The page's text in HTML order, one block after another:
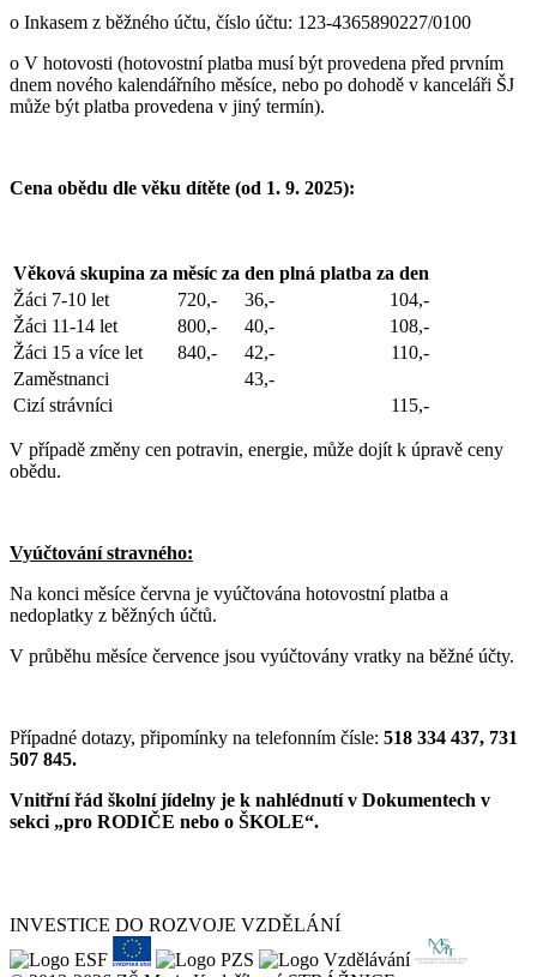
o Inkasem z běžného účtu, číslo účtu: 123-4365890227/0100
o V hotovosti (hotovostní platba musí být provedena před prvním
dnem nového kalendářního měsíce, nebo po dohodě v kanceláři ŠJ
může být platba provedena v jiný termín).
Cena obědu dle věku dítěte (od 1. 9. 2025):
Věková skupina za měsíc za den plná platba za den
Žáci 7-10 let
720,- 36,-
104,-
Žáci 11-14 let
800,- 40,-
108,-
Žáci 15 a více let
840,- 42,-
110,-
Zaměstnanci
43,-
Cizí strávníci
115,-
V případě změny cen potravin, energie, může dojít k úpravě ceny
obědu.
Vyúčtování stravného:
Na konci měsíce června je vyúčtována hotovostní platba a
nedoplatky z běžných účtů.
V průběhu měsíce července jsou vyúčtovány vratky na běžné účty.
Případné dotazy, připomínky na telefonním čísle: 518 334 437, 731
507 845.
Vnitřní řád školní jídelny je k nahlédnutí v Dokumentech v
sekci „pro RODIČE nebo o ŠKOLE“.
INVESTICE DO ROZVOJE VZDĚLÁNÍ